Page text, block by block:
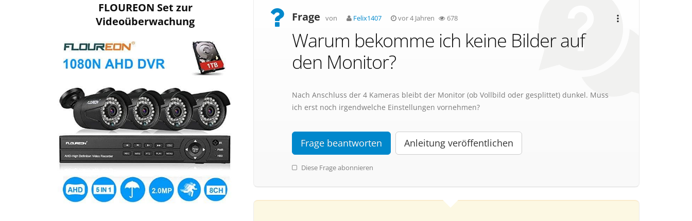
FLOUREON Set zur
Videoüberwachung
Frage von Felix1407 vor 4 Jahren 678
Warum bekomme ich keine Bilder auf
den Monitor?
Nach Anschluss der 4 Kameras bleibt der Monitor (ob Vollbild oder gesplittet) dunkel. Muss
ich erst noch irgendwelche Einstellungen vornehmen?
Frage beantworten Anleitung veröffentlichen
Diese Frage abonnieren